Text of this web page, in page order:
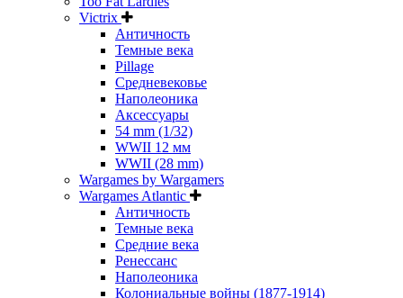
Victrix
Античность
Темные века
Pillage
Средневековье
Наполеоника
Аксессуары
54 mm (1/32)
WWII 12 мм
WWII (28 mm)
Wargames by Wargamers
Wargames Atlantic
Античность
Темные века
Средние века
Ренессанс
Наполеоника
Колониальные войны (1877-1914)